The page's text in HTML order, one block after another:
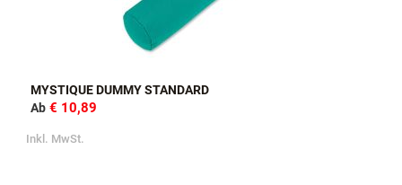
MYSTIQUE DUMMY STANDARD
Ab € 10,89
Inkl. MwSt.